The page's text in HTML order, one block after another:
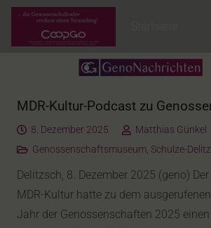
MDR-Kultur-Podcast zu
8. Dezember 2025
Matthias Günkel
Genossenschaftsmuseum, Schulze-
Delitzsch, 8. Dezember 2025 (geno)
MDR-Kultur hatte zu dem
Jahr der Genossenschaften 2025